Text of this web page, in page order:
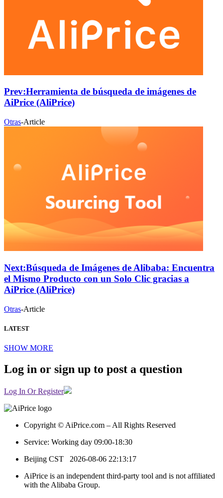
Prev:Herramienta de búsqueda de imágenes de
AiPrice (AliPrice)
Otras-Article
Next:Búsqueda de Imágenes de Alibaba: Encuentra
el Mismo Producto con un Solo Clic gracias a
AiPrice (AliPrice)
Otras-Article
LATEST
SHOW MORE
Log in or sign up to post a question
Log In Or Register
Copyright © AiPrice.com – All Rights Reserved
Service: Working day 09:00-18:30
Beijing CST 2026-08-06 22:13:17
AiPrice is an independent third-party tool and is not affiliated
with the Alibaba Group.